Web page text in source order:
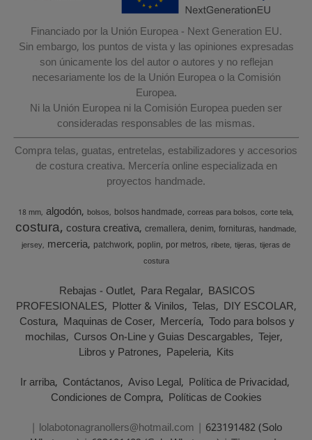
Financiado por la Unión Europea - Next Generation EU.
Sin embargo, los puntos de vista y las opiniones expresadas
son únicamente los del autor o autores y no reflejan
necesariamente los de la Unión Europea o la Comisión
Europea.
Ni la Unión Europea ni la Comisión Europea pueden ser
consideradas responsables de las mismas.
Compra telas, guatas, entretelas, estabilizadores y accesorios
de costura creativa. Mercería online especializada en
proyectos handmade.
18 mm algodón bolsos bolsos handmade correas para bolsos corte tela
costura costura creativa cremallera denim fornituras handmade
jersey merceria patchwork poplin por metros ribete tijeras tijeras de
costura
Rebajas - Outlet Para Regalar BASICOS
PROFESIONALES Plotter & Vinilos Telas DIY ESCOLAR
Costura Maquinas de Coser Mercería Todo para bolsos y
mochilas Cursos On-Line y Guias Descargables Tejer
Libros y Patrones Papeleria Kits
Ir arriba Contáctanos Aviso Legal Política de Privacidad
Condiciones de Compra Políticas de Cookies
| lolabotonagranollers@hotmail.com | 623191482 (Solo